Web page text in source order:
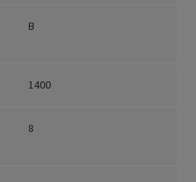
B
1400
8